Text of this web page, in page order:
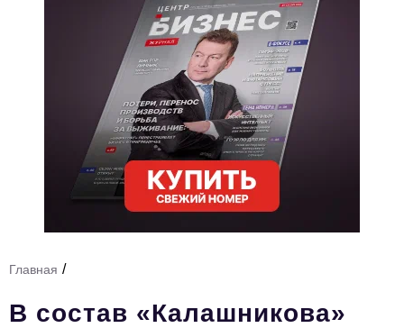
Регулирование
Премия "Тульский Бизнес"
История тульского предпринимательства
Тема номера
Главная /
В состав «Калашникова»